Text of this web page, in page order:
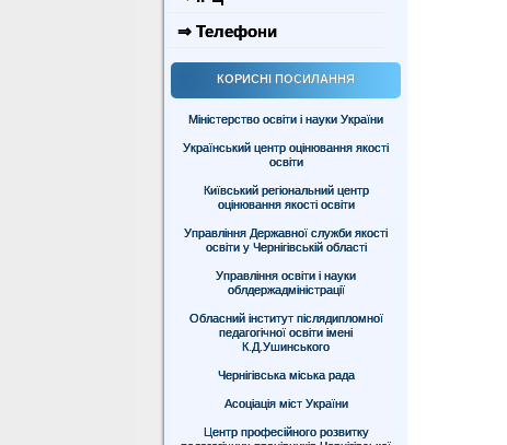
⇒ Телефони
КОРИСНІ ПОСИЛАННЯ
Міністерство освіти і науки України
Український центр оцінювання якості
освіти
Київський регіональний центр
оцінювання якості освіти
Управління Державної служби якості
освіти у Чернігівській області
Управління освіти і науки
облдержадміністрації
Обласний інститут післядипломної
педагогічної освіти імені
К.Д.Ушинського
Чернігівська міська рада
Асоціація міст України
Центр професійного розвитку